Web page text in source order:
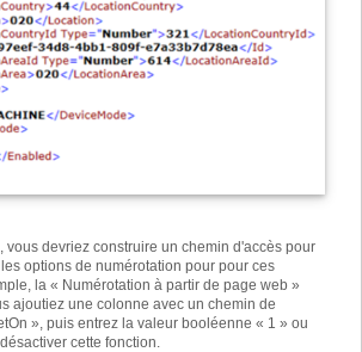
vous devriez construire un chemin d'accès pour
options de numérotation pour pour ces
la « Numérotation à partir de page web »
ajoutiez une colonne avec un chemin de
», puis entrez la valeur booléenne « 1 » ou
cette fonction.